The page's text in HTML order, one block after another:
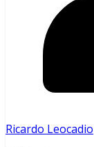
Ricardo Leocadio